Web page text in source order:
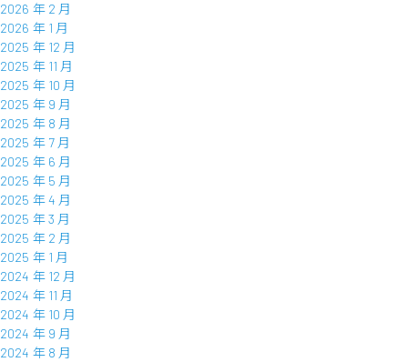
2026 年 2 月
2026 年 1 月
2025 年 12 月
2025 年 11 月
2025 年 10 月
2025 年 9 月
2025 年 8 月
2025 年 7 月
2025 年 6 月
2025 年 5 月
2025 年 4 月
2025 年 3 月
2025 年 2 月
2025 年 1 月
2024 年 12 月
2024 年 11 月
2024 年 10 月
2024 年 9 月
2024 年 8 月